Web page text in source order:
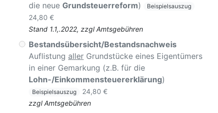
die neue Grundsteuerreform) Beispielsauszug
24,80 €
Stand 1.1,.2022, zzgl Amtsgebühren
Bestandsübersicht/Bestandsnachweis
Auflistung aller Grundstücke eines Eigentümers
in einer Gemarkung (z.B. für die
Lohn-/Einkommensteuererklärung)
Beispielsauszug
24,80 €
zzgl Amtsgebühren